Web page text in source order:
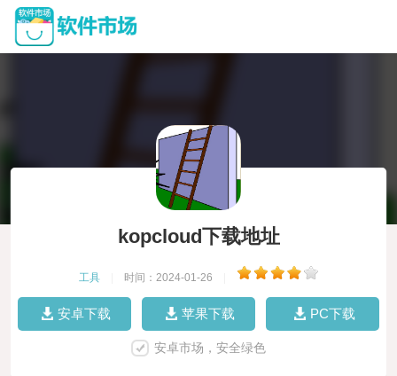
kopcloud下载地址
工具 时间：2024-01-26
安卓下载 苹果下载 PC下载
安卓市场，安全绿色